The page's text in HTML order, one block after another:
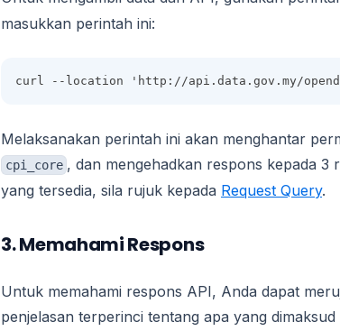
masukkan perintah ini:
curl --location 'http://api.data.gov.my/
Melaksanakan perintah ini akan menghantar
cpi_core , dan mengehadkan respons kepada
yang tersedia, sila rujuk kepada Request Query.
3. Memahami Respons
Untuk memahami respons API, Anda dapat
penjelasan terperinci tentang apa yang